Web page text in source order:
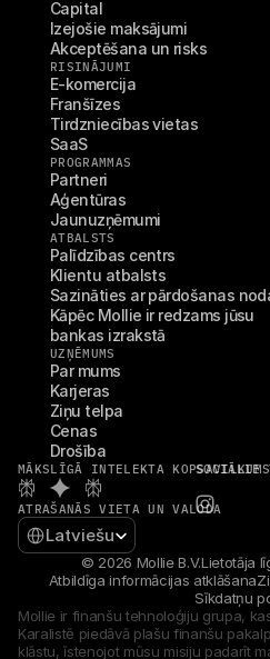
Capital
Izejošie maksājumi
Akceptēšana un risks
RISINĀJUMI
E-komercija
Franšīzes
Tirdzniecības vietas
SaaS
PROGRAMMAS
Partneri
Aģentūras
Jaunuzņēmumi
ATBALSTS
Palīdzības centrs
Klientu atbalsts
Sazināties ar pārdošanas
Kāpēc Mollie ir redzams jūsu
bankas izrakstā
UZŅĒMUMS
Par mums
Karjeras
Ziņu telpa
Cenas
Drošība
MĀKSLĪGĀ INTELEKTA KOPSAVILKUMS
SOCIĀLIE
ATRAŠANĀS VIETA UN VALODA
Select Language
Latviešu
© 2026 Mollie B.V.Lietotāja
Atbildīga informācijas atklāšana
Sīkdatņu
Mollie ir finanšu tehnoloģiju grupa,
Karalistē piedāvā plašu finanšu
klāstu, īstenojot mūsu misiju padarīt